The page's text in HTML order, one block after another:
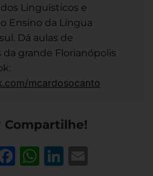
Linguísticos e
Ensino da Língua
Dá aulas de
grande Florianópolis
mcardosocanto
Compartilhe!
Facebook
WhatsApp
LinkedIn